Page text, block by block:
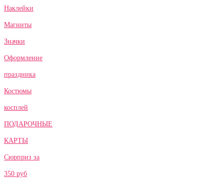
Наклейки
Магниты
Значки
Оформление
праздника
Костюмы
косплей
ПОДАРОЧНЫЕ
КАРТЫ
Сюрприз за
350 руб